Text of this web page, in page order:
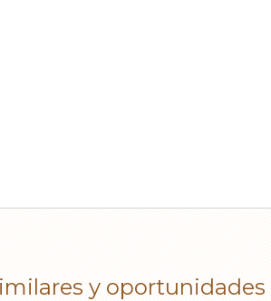
y oportunidades